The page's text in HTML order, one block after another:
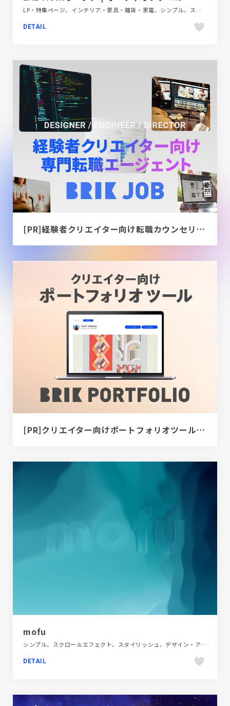
LP・特集ページ、インテリア・家具・雑貨・家電、シンプル、スタイリッシュ、デザイン・アート・音楽・文芸、ブラック系 、ホワイト系、モーション多め
DETAIL
[PR]経験者クリエイター向け転職カウンセリング｜デザイナー / ディレクター / エンジニア
[PR]クリエイター向けポートフォリオツール｜BRIK PORTFOLIO
mofu
シンプル、スクロールエフェクト、スタイリッシュ、デザイン・アート・音楽・文芸、ブランド・サービスサイト、ブルー系、ポートフォリオ
DETAIL